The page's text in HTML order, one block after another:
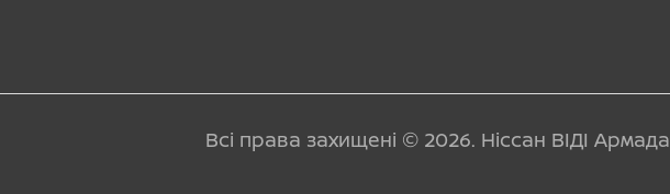
Всі права захищені © 2026. Ніссан ВІДІ Армада